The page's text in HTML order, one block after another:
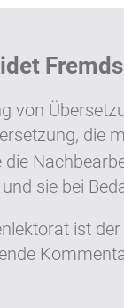
von
die
sie bei
ist